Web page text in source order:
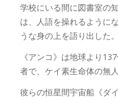
学校にいる間に図書室の
は、人語を操れるように
うな身の上を語り出した。
《アンコ》は地球より
者で、ケイ素生命体の無
彼らの恒星間宇宙船《ダ